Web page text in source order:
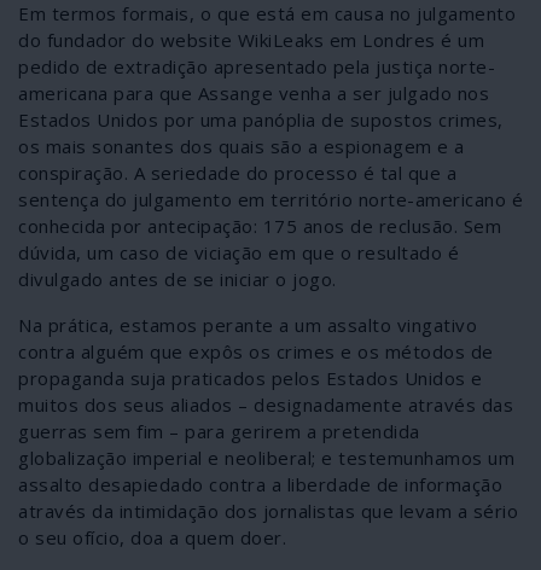
Em termos formais, o que está em causa no julgamento
do fundador do website WikiLeaks em Londres é um
pedido de extradição apresentado pela justiça norte-
americana para que Assange venha a ser julgado nos
Estados Unidos por uma panóplia de supostos crimes,
os mais sonantes dos quais são a espionagem e a
conspiração. A seriedade do processo é tal que a
sentença do julgamento em território norte-americano é
conhecida por antecipação: 175 anos de reclusão. Sem
dúvida, um caso de viciação em que o resultado é
divulgado antes de se iniciar o jogo.
Na prática, estamos perante a um assalto vingativo
contra alguém que expôs os crimes e os métodos de
propaganda suja praticados pelos Estados Unidos e
muitos dos seus aliados – designadamente através das
guerras sem fim – para gerirem a pretendida
globalização imperial e neoliberal; e testemunhamos um
assalto desapiedado contra a liberdade de informação
através da intimidação dos jornalistas que levam a sério
o seu ofício, doa a quem doer.